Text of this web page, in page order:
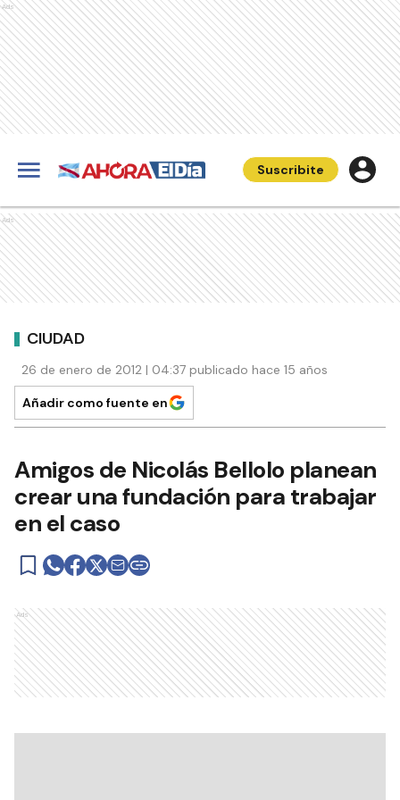
Ads
Suscribite
Ads
CIUDAD
26 de enero de 2012 | 04:37 publicado hace 15 años
Añadir como fuente en
Amigos de Nicolás Bellolo planean
crear una fundación para trabajar
en el caso
Ads